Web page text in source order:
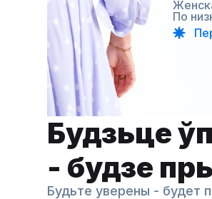
По
Будзьце
- будзе
Будьте уверены - будет